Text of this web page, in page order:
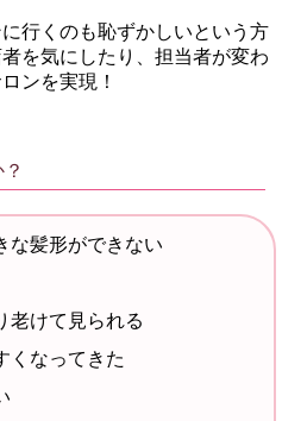
行くのも恥ずかしいという方
を気にしたり、担当者が変わ
ンを実現！
な髪形ができない
老けて見られる
くなってきた